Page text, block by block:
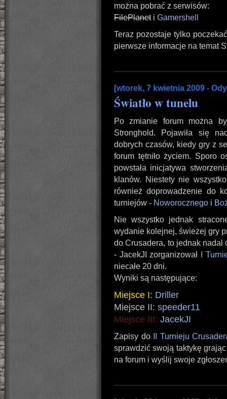
można pobrać z serwisów:
FilePlaneti Gamershell
Teraz pozostaje tylko
pierwsze informacje na temat
[wtorek, 7 kwietnia 2009 -
Światło w tunelu
Po zmianie forum można
Stronghold. Pojawiła się
dobrych czasów, kiedy gry z
forum tętniło życiem. Sporo
powstała inicjatywa
klanów. Niestety nie
również doprowadzenie do
turniejów - Noworocznego i
Nie wszystko jednak
wydanie kolejnej, świeżej gry
do Crusadera, to jednak nadal
- JacekJI zorganizował
I
niecałe 20 dni.
Wyniki są następujące:
Miejsce I: Driller
Miejsce II: speeder11
Miejsce III: JacekJI
Zapisy do
II Turnieju
sprawdzić swoją taktykę
na forum i wyślij swoje